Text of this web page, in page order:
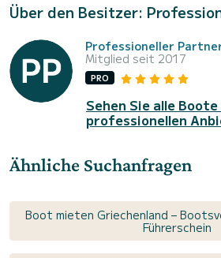
Über den Besitzer:
Professioneller
Mitglied seit 2017
PRO
Sehen Sie alle
professionellen
Ähnliche Suchanfragen
Boot mieten Griechenland –
Führerschein